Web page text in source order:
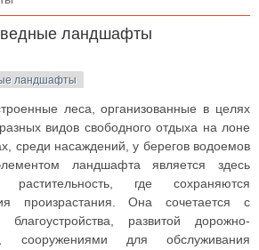
ландшафты
ландшафты
леса, организованные в целях
видов свободного отдыха на лоне
среди насаждений, у берегов водоемов
ландшафта является здесь
где сохраняются
произрастания. Она сочетается с
развитой дорожно-
сооружениями для обслуживания